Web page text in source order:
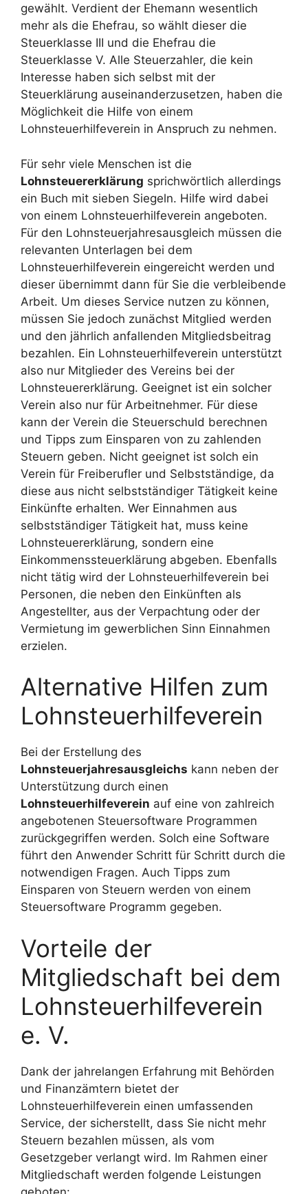
gewählt. Verdient der Ehemann wesentlich
mehr als die Ehefrau, so wählt dieser die
Steuerklasse III und die Ehefrau die
Steuerklasse V. Alle Steuerzahler, die kein
Interesse haben sich selbst mit der
Steuerklärung auseinanderzusetzen, haben die
Möglichkeit die Hilfe von einem
Lohnsteuerhilfeverein in Anspruch zu nehmen.
Für sehr viele Menschen ist die
Lohnsteuererklärung sprichwörtlich allerdings
ein Buch mit sieben Siegeln. Hilfe wird dabei
von einem Lohnsteuerhilfeverein angeboten.
Für den Lohnsteuerjahresausgleich müssen die
relevanten Unterlagen bei dem
Lohnsteuerhilfeverein eingereicht werden und
dieser übernimmt dann für Sie die verbleibende
Arbeit. Um dieses Service nutzen zu können,
müssen Sie jedoch zunächst Mitglied werden
und den jährlich anfallenden Mitgliedsbeitrag
bezahlen. Ein Lohnsteuerhilfeverein unterstützt
also nur Mitglieder des Vereins bei der
Lohnsteuererklärung. Geeignet ist ein solcher
Verein also nur für Arbeitnehmer. Für diese
kann der Verein die Steuerschuld berechnen
und Tipps zum Einsparen von zu zahlenden
Steuern geben. Nicht geeignet ist solch ein
Verein für Freiberufler und Selbstständige, da
diese aus nicht selbstständiger Tätigkeit keine
Einkünfte erhalten. Wer Einnahmen aus
selbstständiger Tätigkeit hat, muss keine
Lohnsteuererklärung, sondern eine
Einkommenssteuerklärung abgeben. Ebenfalls
nicht tätig wird der Lohnsteuerhilfeverein bei
Personen, die neben den Einkünften als
Angestellter, aus der Verpachtung oder der
Vermietung im gewerblichen Sinn Einnahmen
erzielen.
Alternative Hilfen zum
Lohnsteuerhilfeverein
Bei der Erstellung des
Lohnsteuerjahresausgleichs kann neben der
Unterstützung durch einen
Lohnsteuerhilfeverein auf eine von zahlreich
angebotenen Steuersoftware Programmen
zurückgegriffen werden. Solch eine Software
führt den Anwender Schritt für Schritt durch die
notwendigen Fragen. Auch Tipps zum
Einsparen von Steuern werden von einem
Steuersoftware Programm gegeben.
Vorteile der
Mitgliedschaft bei dem
Lohnsteuerhilfeverein
e. V.
Dank der jahrelangen Erfahrung mit Behörden
und Finanzämtern bietet der
Lohnsteuerhilfeverein einen umfassenden
Service, der sicherstellt, dass Sie nicht mehr
Steuern bezahlen müssen, als vom
Gesetzgeber verlangt wird. Im Rahmen einer
Mitgliedschaft werden folgende Leistungen